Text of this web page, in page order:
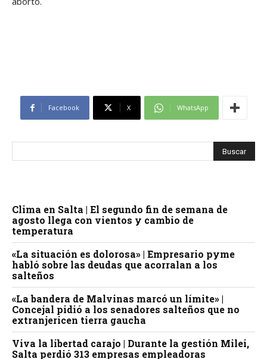
Facebook X WhatsApp
Clima en Salta | El segundo fin de semana de
agosto llega con vientos y cambio de
temperatura
«La situación es dolorosa» | Empresario pyme
habló sobre las deudas que acorralan a los
salteños
«La bandera de Malvinas marcó un límite» |
Concejal pidió a los senadores salteños que no
extranjericen tierra gaucha
Viva la libertad carajo | Durante la gestión Milei,
Salta perdió 313 empresas empleadoras